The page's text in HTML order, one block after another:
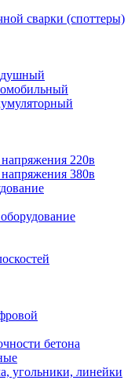
сварки (споттеры)
220в
380в
бетона
угольники, линейки